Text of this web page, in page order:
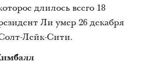
длилось всего 18
Ли умер 26 декабря
Солт-Лейк-Сити.